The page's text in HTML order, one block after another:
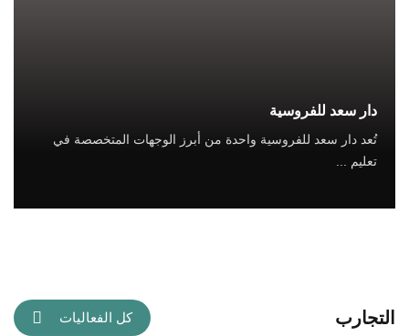
دار سعد للفروسية
تُعد دار سعد للفروسية واحدة من أبرز الوجهات المتخصصة في
تعليم ...
التجارب كل الفعاليات